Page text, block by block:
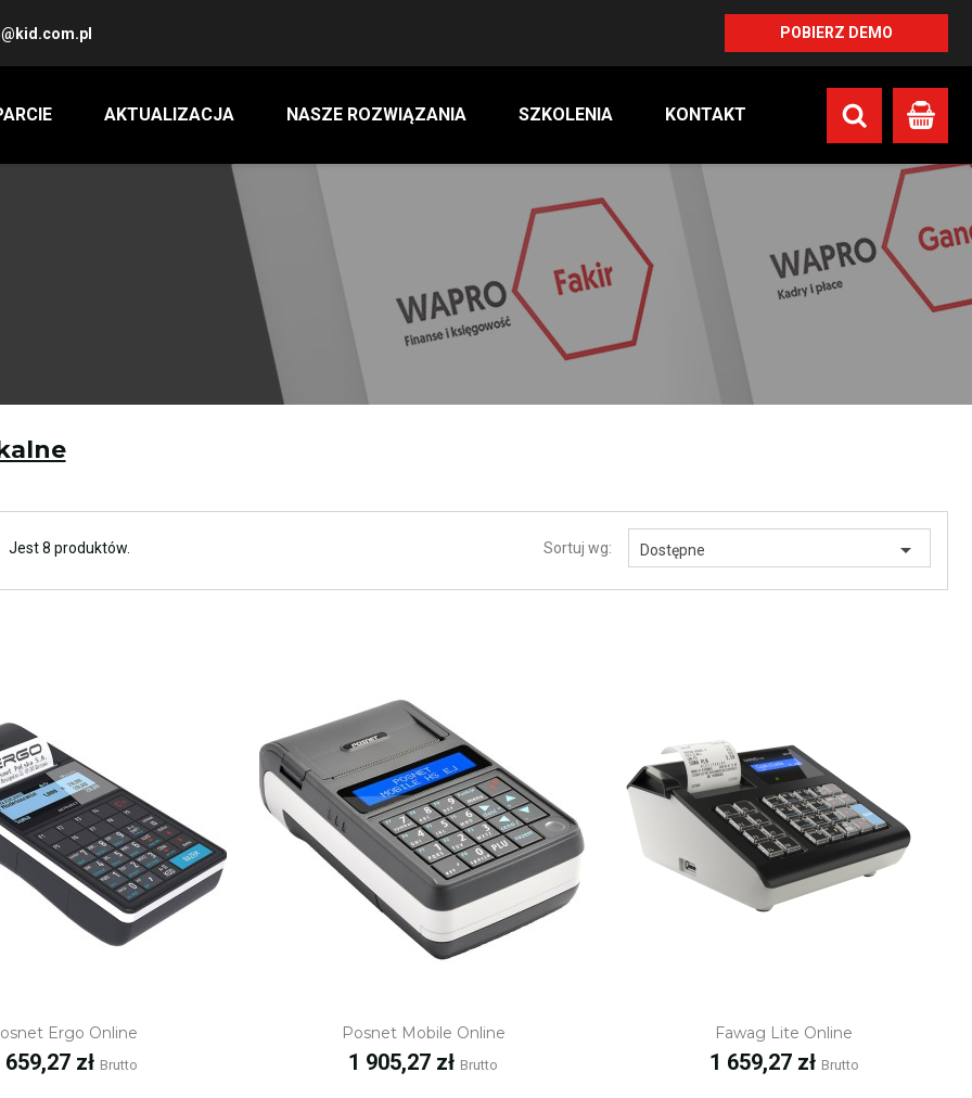
POBIERZ DEMO
AKTUALIZACJA NASZE ROZWIĄZANIA SZKOLENIA
KONTAKT
Jest 8 produktów. Sortuj wg: Dostępne 
Szybki podgląd
Ergo Online
659,27 zł Brutto
Szybki podgląd
Posnet Mobile Online
Cena
1 905,27 zł Brutto
Szybki podgląd
Fawag Lite Online
Cena
1 659,27 zł Brutto